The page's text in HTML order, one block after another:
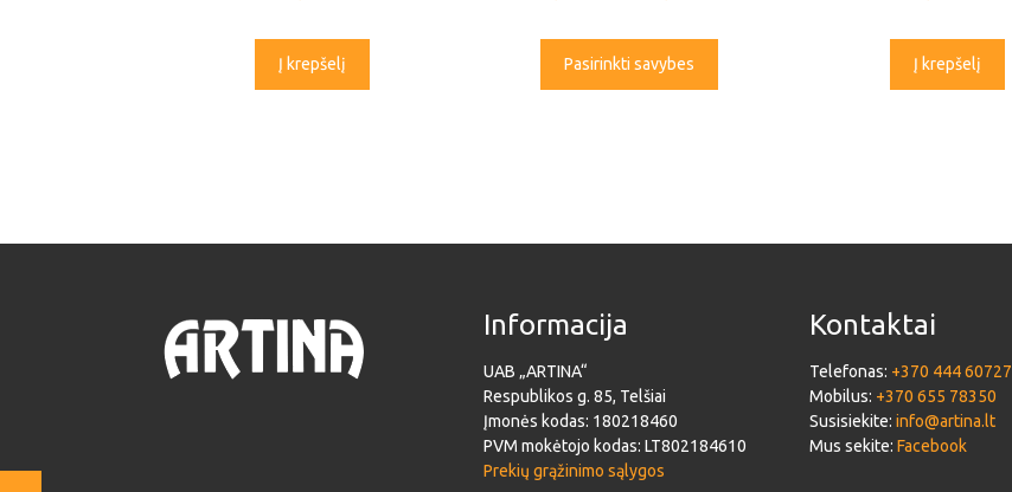
Į krepšelį Pasirinkti savybes Į krepšelį
Informacija
UAB „ARTINA“
Respublikos g. 85, Telšiai
Įmonės kodas: 180218460
PVM mokėtojo kodas: LT802184610
Prekių grąžinimo sąlygos
Kontaktai
Telefonas: +370 444 60727
Mobilus: +370 655 78350
Susisiekite: info@artina.lt
Mus sekite: Facebook